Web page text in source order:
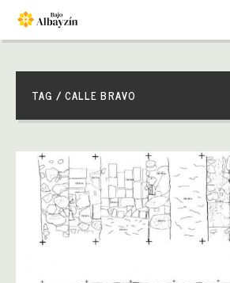
TAG / CALLE BRAVO